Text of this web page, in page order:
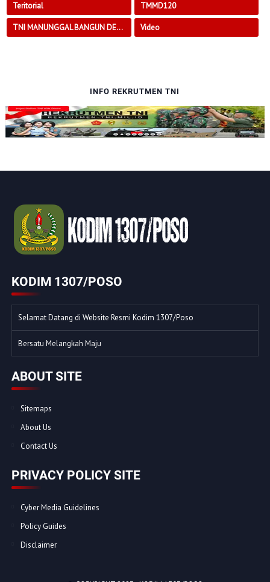
Teritorial TMMD120
TNI MANUNGGAL BANGUN DESA Video
INFO REKRUTMEN TNI
KODIM 1307/POSO
Selamat Datang di Website Resmi Kodim 1307/Poso
Bersatu Melangkah Maju
ABOUT SITE
Sitemaps
About Us
Contact Us
PRIVACY POLICY SITE
Cyber Media Guidelines
Policy Guides
Disclaimer